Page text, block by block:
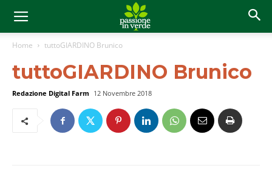
Home tuttoGIARDINO Brunico
tuttoGIARDINO Brunico
Redazione Digital Farm 12 Novembre 2018